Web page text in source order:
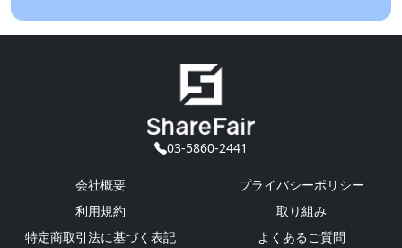
03-5860-2441
会社概要
プライバシーポリシー
利用規約
取り組み
特定商取引法に基づく表記
よくあるご質問